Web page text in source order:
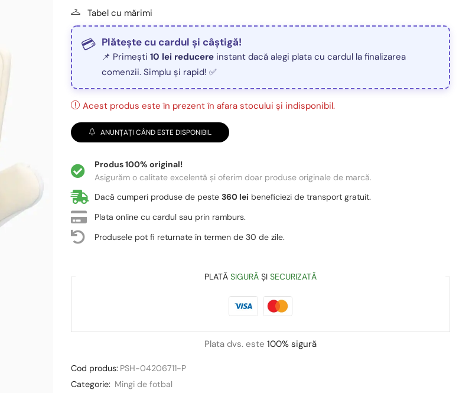
Tabel cu mărimi
Plătește cu cardul și câștigă!
📌 Primești 10 lei reducere instant dacă alegi plata cu cardul la finalizarea
comenzii. Simplu și rapid! ✅
Acest produs este în prezent în afara stocului și indisponibil.
ANUNȚAȚI CÂND ESTE DISPONIBIL
Produs 100% original!
Asigurăm o calitate excelentă și oferim doar produse originale de marcă.
Dacă cumperi produse de peste 360 lei beneficiezi de transport gratuit.
Plata online cu cardul sau prin ramburs.
Produsele pot fi returnate în termen de 30 de zile.
PLATĂ SIGURĂ ȘI SECURIZATĂ
Plata dvs. este 100% sigură
Cod produs: PSH-04206711-P
Categorie: Mingi de fotbal